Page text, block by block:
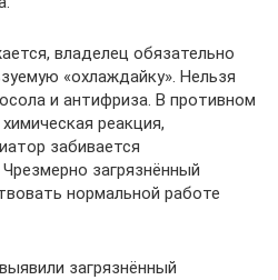
владелец обязательно
«охлаждайку». Нельзя
и антифриза. В противном
реакция,
забивается
загрязнённый
нормальной работе
загрязнённый